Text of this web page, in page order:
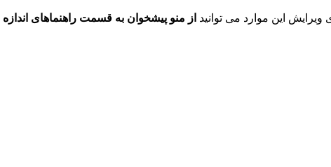
ویرایش این موارد می توانید از منو پیشخوان به قسمت راهنماهای اندازه